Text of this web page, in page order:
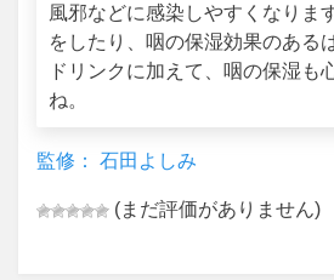
風邪などに感染しやすくなりま
をしたり、咽の保湿効果のある
ドリンクに加えて、咽の保湿も
ね。
監修： 石田よしみ
(まだ評価がありません)